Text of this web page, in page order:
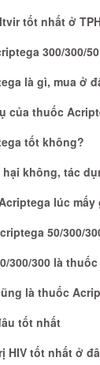
tốt nhất ở
300/300/
là gì, mua ở
của thuốc
tốt không?
không, tác
lúc
50/300/
300/300 là
là thuốc
tốt nhất
HIV tốt nhất ở